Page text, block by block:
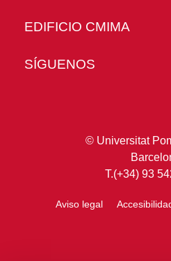
EDIFICIO CMIMA
SÍGUENOS
© Universitat
T.(+34) 93
Aviso legal